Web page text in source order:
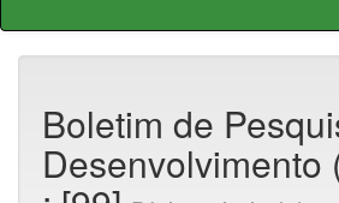
Boletim de
Desenvolvimento